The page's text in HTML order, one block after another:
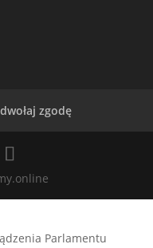
zgodę
Parlamentu